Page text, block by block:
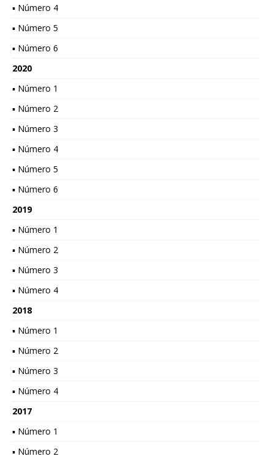
▪ Número 4
▪ Número 5
▪ Número 6
2020
▪ Número 1
▪ Número 2
▪ Número 3
▪ Número 4
▪ Número 5
▪ Número 6
2019
▪ Número 1
▪ Número 2
▪ Número 3
▪ Número 4
2018
▪ Número 1
▪ Número 2
▪ Número 3
▪ Número 4
2017
▪ Número 1
▪ Número 2